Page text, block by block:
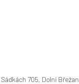
705, Dolní